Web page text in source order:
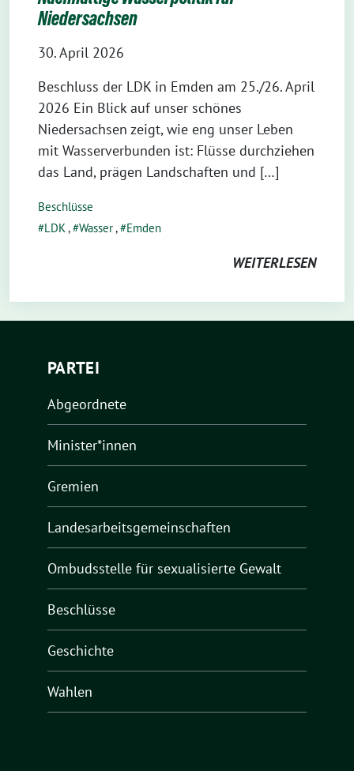
Niedersachsen
30. April 2026
Beschluss der LDK in Emden am 25./26. April
2026 Ein Blick auf unser schönes
Niedersachsen zeigt, wie eng unser Leben
mit Wasserverbunden ist: Flüsse durchziehen
das Land, prägen Landschaften und […]
Beschlüsse
LDK, Wasser, Emden
WEITERLESEN
PARTEI
Abgeordnete
Minister*innen
Gremien
Landesarbeitsgemeinschaften
Ombudsstelle für sexualisierte Gewalt
Beschlüsse
Geschichte
Wahlen